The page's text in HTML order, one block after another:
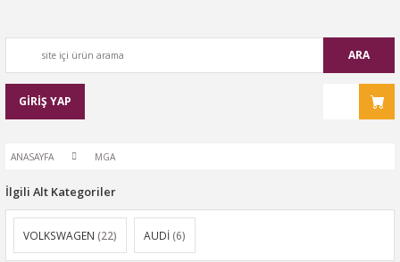
ARA
GİRİŞ YAP
ANASAYFA MGA
İlgili Alt Kategoriler
VOLKSWAGEN (22) AUDİ (6)